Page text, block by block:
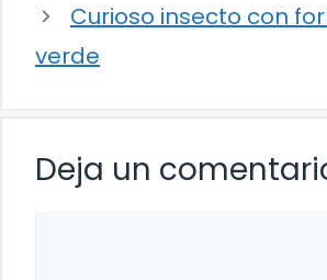
Curioso insecto con
verde
Deja un